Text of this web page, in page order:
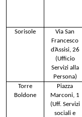
Sorisole
Via San
Francesco
d’Assisi, 26
(Ufficio
Servizi alla
Persona)
Torre
Boldone
Piazza
Marconi, 1
(Uff. Servizi
sociali e